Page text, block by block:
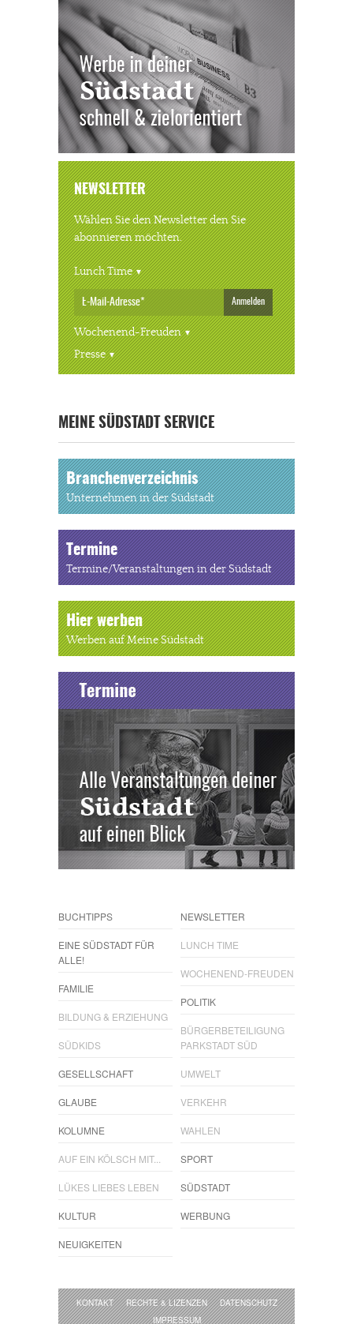
« ALLE VERANSTALTUNGEN
NEWSLETTER
Wählen Sie den Newsletter den Sie
abonnieren möchten.
Lunch Time
Anmelden
Wochenend-Freuden
Presse
MEINE SÜDSTADT SERVICE
Branchenverzeichnis
Unternehmen in der Südstadt
Termine
Termine/Veranstaltungen in der Südstadt
Hier werben
Werben auf Meine Südstadt
BUCHTIPPS
EINE SÜDSTADT FÜR
ALLE!
FAMILIE
BILDUNG & ERZIEHUNG
SÜDKIDS
GESELLSCHAFT
GLAUBE
KOLUMNE
AUF EIN KÖLSCH MIT...
LÜKES LIEBES LEBEN
KULTUR
NEUIGKEITEN
NEWSLETTER
LUNCH TIME
WOCHENEND-FREUDEN
POLITIK
BÜRGERBETEILIGUNG
PARKSTADT SÜD
UMWELT
VERKEHR
WAHLEN
SPORT
SÜDSTADT
WERBUNG
KONTAKT RECHTE & LIZENZEN
DATENSCHUTZ
IMPRESSUM